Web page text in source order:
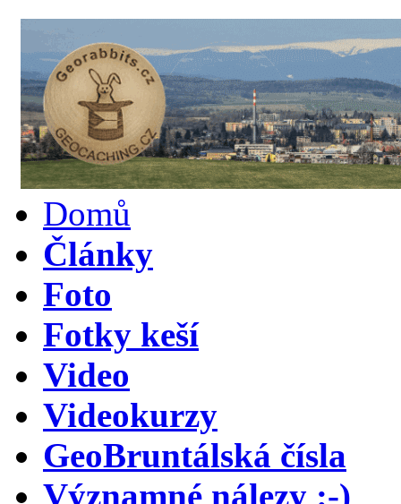
Domů
Články
Foto
Fotky keší
Video
Videokurzy
GeoBruntálská čísla
Významné nálezy :-)